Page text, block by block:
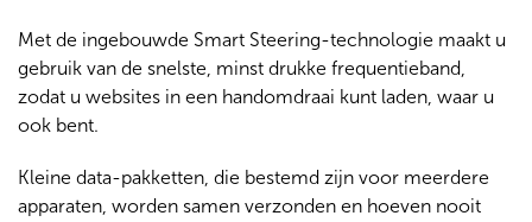
Met de ingebouwde Smart Steering-technologie maakt u
gebruik van de snelste, minst drukke frequentieband,
zodat u websites in een handomdraai kunt laden, waar u
ook bent.
Kleine data-pakketten, die bestemd zijn voor meerdere
apparaten, worden samen verzonden en hoeven nooit